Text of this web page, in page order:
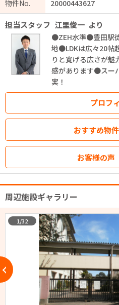
物件No. 20000443627
担当スタッフ 江里俊一 より
●ZEH水準●豊田駅
地●LDKは広々20帖
りと寛げる広さが魅
感があります●スー
実！
プロフ
おすすめ物
お客様の声
周辺施設ギャラリー
1/32